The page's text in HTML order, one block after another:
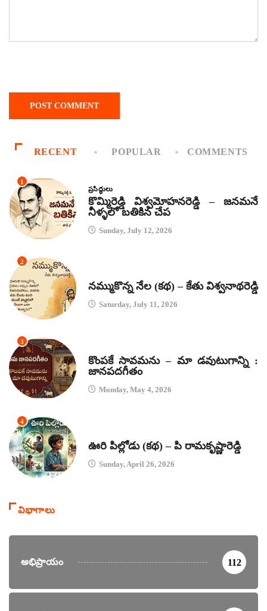
RECENT POPULAR COMMENTS
1
ప్రసిద్ధులు
కొమ్మిరెడ్డి విశ్వమోహనరెడ్డి – జనమనే
నీళ్ళలో బతికిన చేప
Sunday, July 12, 2026
2
నమ్ముకొన్న నేల (కథ) – కేతు విశ్వనాథరెడ్డి
Saturday, July 11, 2026
3
కొంపకే సావమను – మా డవుటుగాన్ని :
జానపదగీతం
Monday, May 4, 2026
4
ఊరి పిల్లోడు (కథ) – పి రామకృష్ణారెడ్డి
Sunday, April 26, 2026
విభాగాలు
అభిప్రాయం 112